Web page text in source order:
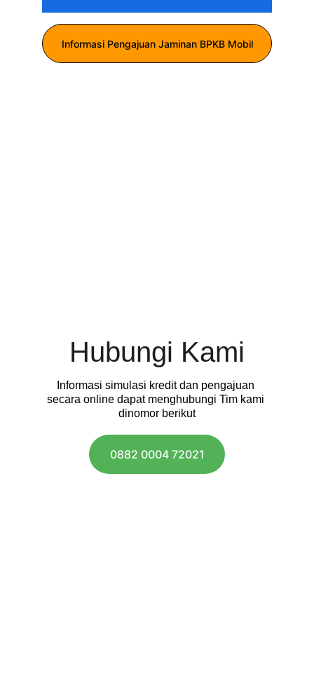
Informasi Pengajuan Jaminan BPKB Mobil
Hubungi Kami
Informasi simulasi kredit dan pengajuan
secara online dapat menghubungi Tim kami
dinomor berikut
0882 0004 72021